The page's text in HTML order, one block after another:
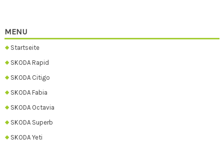
MENU
Startseite
SKODA Rapid
SKODA Citigo
SKODA Fabia
SKODA Octavia
SKODA Superb
SKODA Yeti